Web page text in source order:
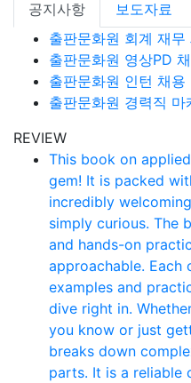
공지사항
보도자료
출판문화원 회계 재
출판문화원 영상PD
출판문화원 인턴 채용
출판문화원 경력직
REVIEW
This book on
gem! It is packed
incredibly
simply curious. The
and hands-on
approachable. Each
examples and
dive right in.
you know or just
breaks down
parts. It is a reliable